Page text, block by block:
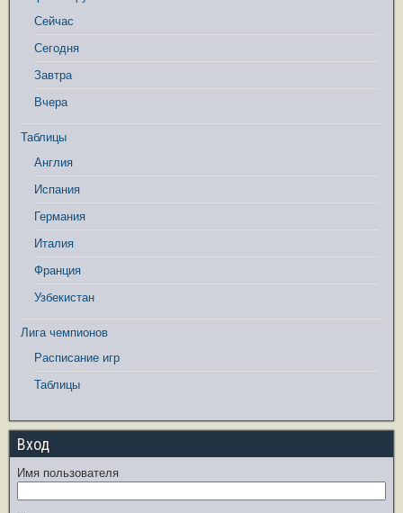
Сейчас
Сегодня
Завтра
Вчера
Таблицы
Англия
Испания
Германия
Италия
Франция
Узбекистан
Лига чемпионов
Расписание игр
Таблицы
Вход
Имя пользователя